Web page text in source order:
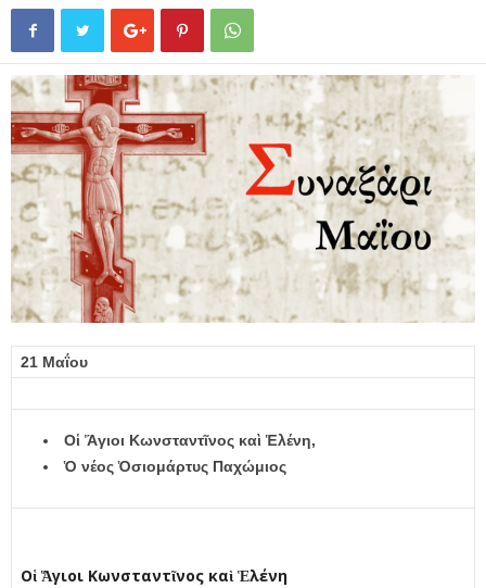
21 Μαΐου
Οἱ Ἅγιοι Κωνσταντῖνος καὶ Ἑλένη,
Ὁ νέοςὉσιομάρτυς Παχώμιος
Οἱ Ἅγιοι Κωνσταντῖνος καὶ Ἑλένη